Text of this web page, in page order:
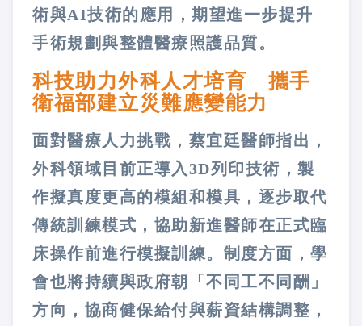
術與AI技術的應用，期望進一步提升
手術規劃與整體醫療照護品質。
科技助力外科人才培育 攜手
衛福部建立災難應變能力
面對醫療人力挑戰，蔡宜廷醫師指出，
外科領域目前正導入3D列印技術，製
作擬真度更高的模組和模具，逐步取代
傳統訓練模式，協助新進醫師在正式臨
床操作前進行模擬訓練。制度方面，學
會也將持續與政府朝「不同工不同酬」
方向，協商健保給付與薪資結構調整，